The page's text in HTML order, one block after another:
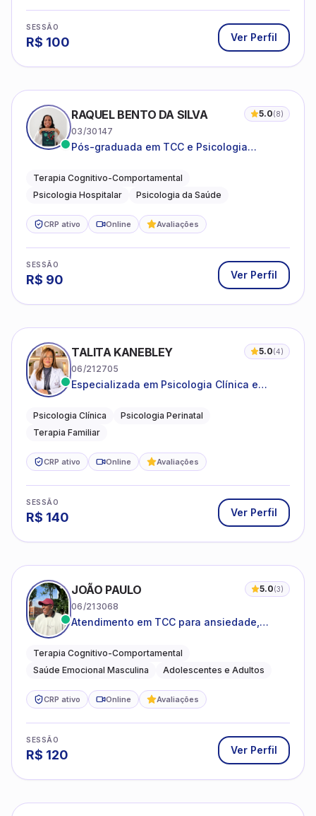
SESSÃO
R$ 100 Ver Perfil
RAQUEL BENTO DA SILVA 5.0(8)
03/30147
Pós-graduada em TCC e Psicologia
Terapia Cognitivo-Comportamental
Psicologia Hospitalar
Psicologia da Saúde
CRP ativo Online Avaliações
SESSÃO
R$ 90 Ver Perfil
TALITA KANEBLEY 5.0(4)
06/212705
Especializada em Psicologia Clínica e
famílias
Psicologia Clínica
Psicologia Perinatal
Terapia Familiar
CRP ativo Online Avaliações
SESSÃO
R$ 140 Ver Perfil
JOÃO PAULO 5.0(3)
06/213068
Atendimento em TCC para ansiedade,
emocional
Terapia Cognitivo-Comportamental
Saúde Emocional Masculina
Adolescentes e Adultos
CRP ativo Online Avaliações
SESSÃO
R$ 120 Ver Perfil